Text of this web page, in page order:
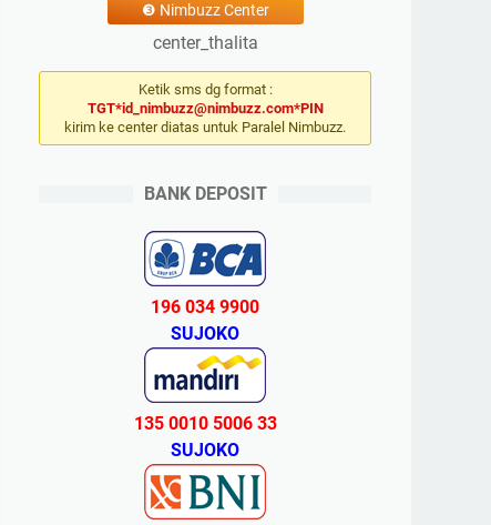
❸ Nimbuzz Center
center_thalita
Ketik sms dg format :
TGT*id_nimbuzz@nimbuzz.com*PIN
kirim ke center diatas untuk Paralel Nimbuzz.
BANK DEPOSIT
196 034 9900
SUJOKO
135 0010 5006 33
SUJOKO